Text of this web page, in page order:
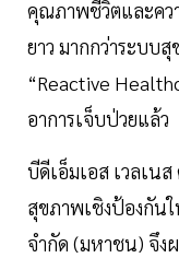
คุณภาพชีวิตและคว
ยาว มากกว่าระบ
“Reactive
อาการเจ็บป่วยแล้ว
บีดีเอ็มเอส เวลเน
สุขภาพเชิงป้องกัน
จำกัด (มหาชน) จึง